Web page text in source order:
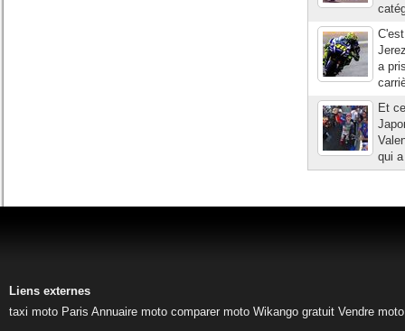
a
Et
qui
Liens externes
taxi moto Paris Annuaire moto comparer moto Wikango gratuit Vendre moto